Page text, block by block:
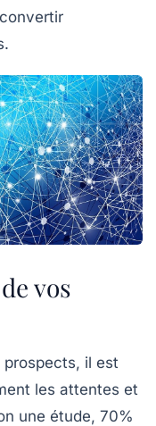
vos
, il est
les attentes et
une étude, 70%